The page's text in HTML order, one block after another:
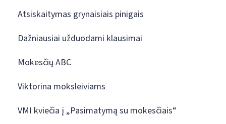
Atsiskaitymas grynaisiais pinigais
Dažniausiai užduodami klausimai
Mokesčių ABC
Viktorina moksleiviams
VMI kviečia į „Pasimatymą su mokesčiais“